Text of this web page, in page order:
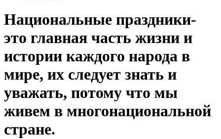
Национальные праздники-
это главная часть жизни и
истории каждого народа в
мире, их следует знать и
уважать, потому что мы
живем в многонациональной
стране.